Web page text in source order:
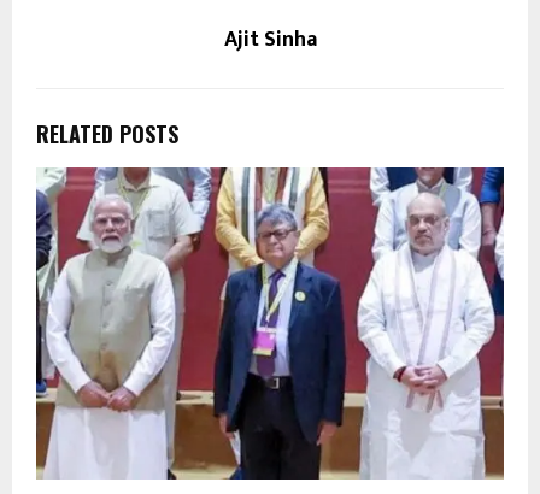
Ajit Sinha
RELATED POSTS